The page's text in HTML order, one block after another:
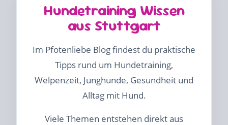
Hundetraining Wissen
aus Stuttgart
Im Pfotenliebe Blog findest du praktische
Tipps rund um Hundetraining,
Welpenzeit, Junghunde, Gesundheit und
Alltag mit Hund.
Viele Themen entstehen direkt aus